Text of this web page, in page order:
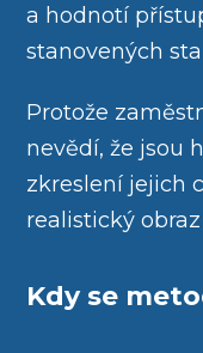
a hodnotí
stanovených
Protože
nevědí, že jsou
zkreslení jejich
realistický
Kdy se